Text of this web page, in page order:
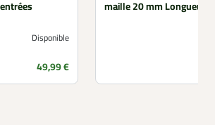
Disponible
Prix
49,99 €
maille 20 mm Longueur